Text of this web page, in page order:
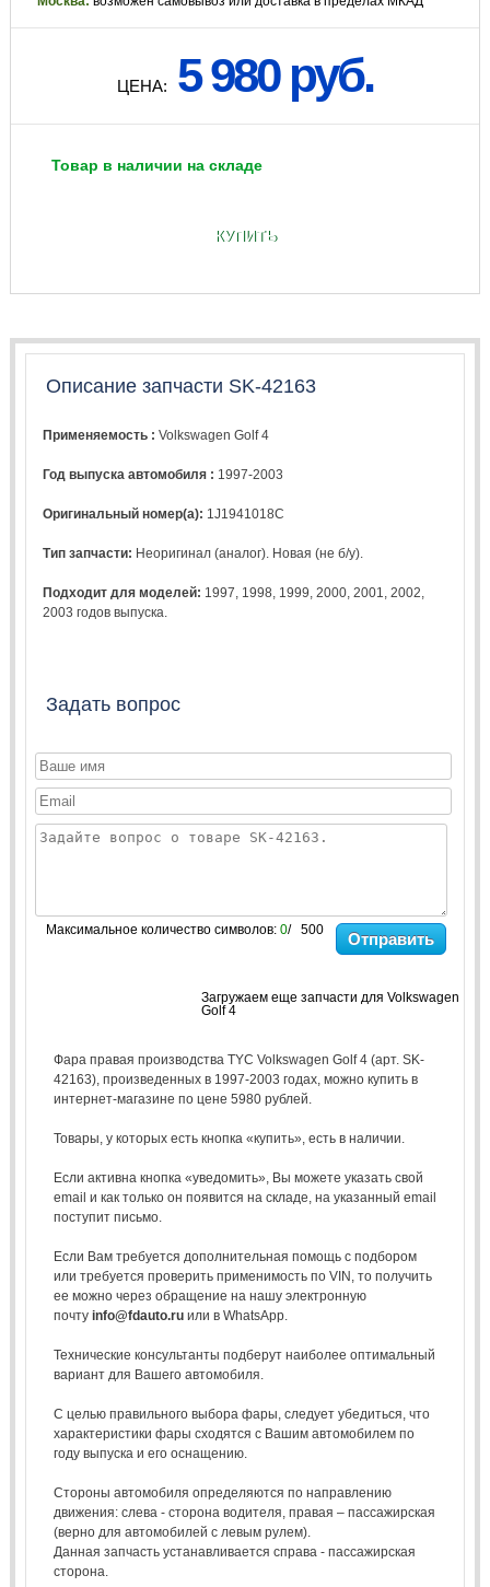
ЦЕНА: 5 980 руб.
Товар в наличии на складе
КУПИТЬ
Описание запчасти SK-42163
Применяемость :Volkswagen Golf 4
Год выпуска автомобиля : 1997-2003
Оригинальный номер(а): 1J1941018C
Тип запчасти: Неоригинал (аналог). Новая (не б/у).
Подходит для моделей: 1997 1998 1999 ,2000 ,2001 ,2002
2003 годов выпуска.
Задать вопрос
Максимальное количество символов: 0/ 500 Отправить
Загружаем еще запчасти для Volkswagen
Golf 4
Фара правая производства TYC Volkswagen Golf 4 (арт. SK-
42163), произведенных в 1997-2003 годах, можно купить в
интернет-магазине по цене 5980 рублей.
Товары, у которых есть кнопка «купить», есть в наличии.
Если активна кнопка «уведомить», Вы можете указать свой
email и как только он появится на складе, на указанный email
поступит письмо.
Если Вам требуется дополнительная помощь с подбором
или требуется проверить применимость по VIN, то получить
ее можно через обращение на нашу электронную
почту info@fdauto.ruили в WhatsApp.
Технические консультанты подберут наиболее оптимальный
вариант для Вашего автомобиля.
С целью правильного выбора фары, следует убедиться, что
характеристики фары сходятся с Вашим автомобилем по
году выпуска и его оснащению.
Стороны автомобиля определяются по направлению
движения: слева - сторона водителя, правая – пассажирская
(верно для автомобилей с левым рулем).
Данная запчасть устанавливается справа - пассажирская
сторона.